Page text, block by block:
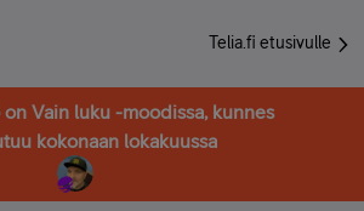
Telia.fi etusivulle
Vain luku -moodissa, kunnes
kokonaan lokakuussa